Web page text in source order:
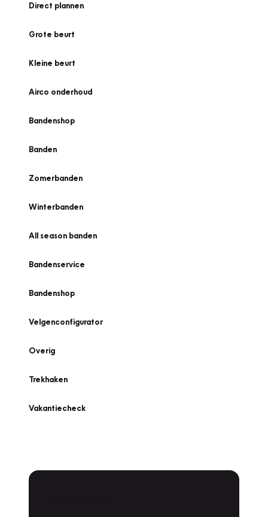
Direct plannen
Grote beurt
Kleine beurt
Airco onderhoud
Bandenshop
Banden
Zomerbanden
Winterbanden
All season banden
Bandenservice
Bandenshop
Velgenconfigurator
Overig
Trekhaken
Vakantiecheck